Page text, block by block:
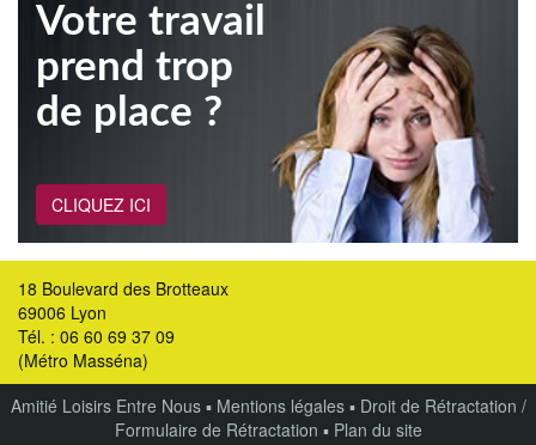
Votre travail
prend trop
de place ?
CLIQUEZ ICI
18 Boulevard des Brotteaux
69006 Lyon
Tél. : 06 60 69 37 09
(Métro Masséna)
Amitié Loisirs Entre Nous▪ Mentions légales▪ Droit de Rétractation /
Formulaire de Rétractation ▪ Plan du site